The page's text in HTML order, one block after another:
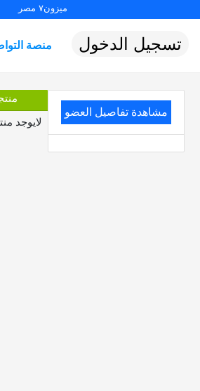
ميزون٧ مصر
منصة تسجيل الدخول
مشاهدة تفاصيل العضو
لايوجد